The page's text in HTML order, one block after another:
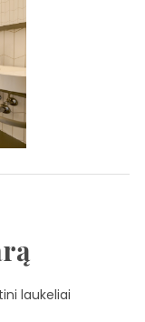
laukeliai